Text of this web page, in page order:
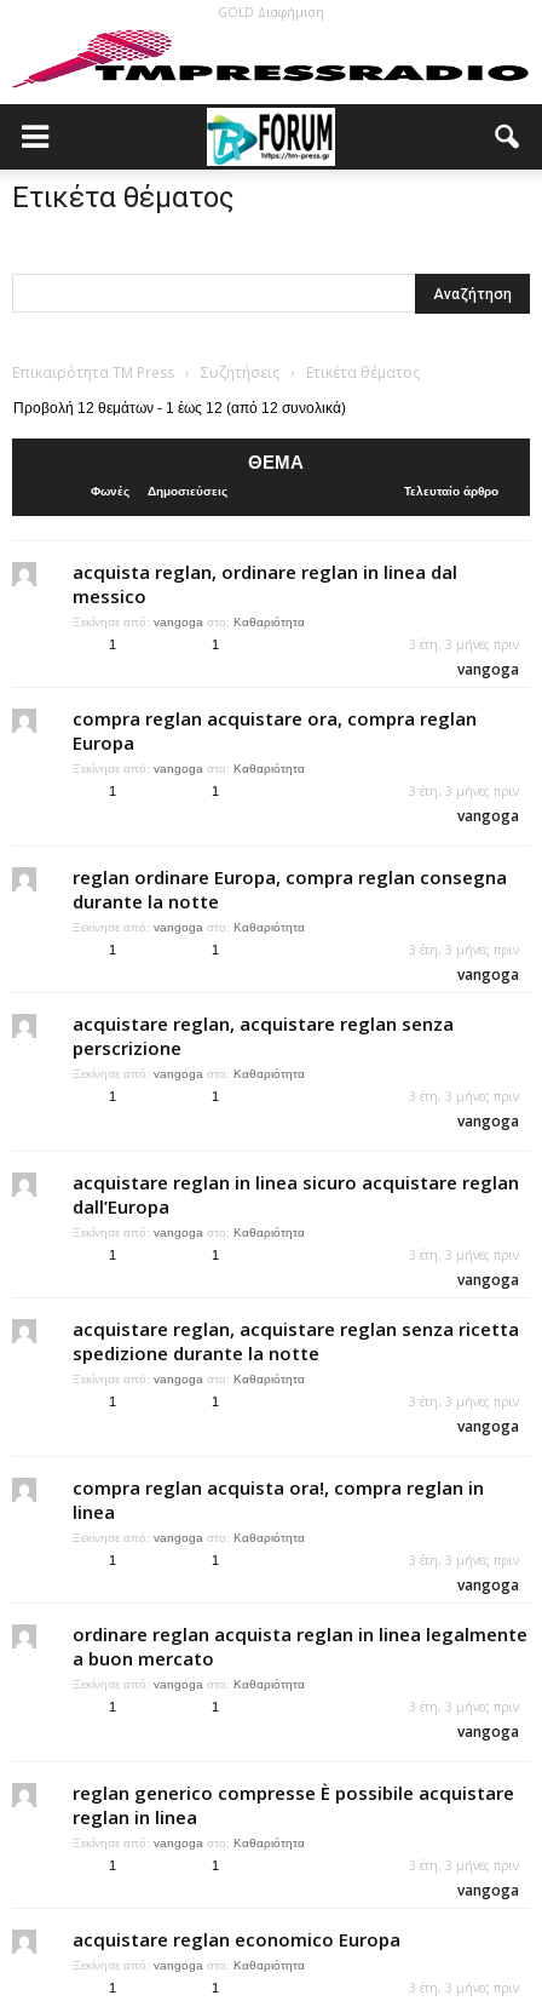
GOLD Διαφήμιση
Ετικέτα θέματος
Επικαιρότητα TM Press › Συζητήσεις › Ετικέτα θέματος
Προβολή 12 θεμάτων - 1 έως 12 (από 12 συνολικά)
ΘΈΜΑ
Φωνές Δημοσιεύσεις Τελευταίο άρθρο
acquista reglan, ordinare reglan in linea dal
messico
Ξεκίνησε από: vangoga στο: Καθαριότητα
1 1 3 έτη, 3 μήνες πριν
vangoga
compra reglan acquistare ora, compra reglan
Europa
Ξεκίνησε από: vangoga στο: Καθαριότητα
1 1 3 έτη, 3 μήνες πριν
vangoga
reglan ordinare Europa, compra reglan consegna
durante la notte
Ξεκίνησε από: vangoga στο: Καθαριότητα
1 1 3 έτη, 3 μήνες πριν
vangoga
acquistare reglan, acquistare reglan senza
perscrizione
Ξεκίνησε από: vangoga στο: Καθαριότητα
1 1 3 έτη, 3 μήνες πριν
vangoga
acquistare reglan in linea sicuro acquistare reglan
dall’Europa
Ξεκίνησε από: vangoga στο: Καθαριότητα
1 1 3 έτη, 3 μήνες πριν
vangoga
acquistare reglan, acquistare reglan senza ricetta
spedizione durante la notte
Ξεκίνησε από: vangoga στο: Καθαριότητα
1 1 3 έτη, 3 μήνες πριν
vangoga
compra reglan acquista ora!, compra reglan in
linea
Ξεκίνησε από: vangoga στο: Καθαριότητα
1 1 3 έτη, 3 μήνες πριν
vangoga
ordinare reglan acquista reglan in linea legalmente
a buon mercato
Ξεκίνησε από: vangoga στο: Καθαριότητα
1 1 3 έτη, 3 μήνες πριν
vangoga
reglan generico compresse È possibile acquistare
reglan in linea
Ξεκίνησε από: vangoga στο: Καθαριότητα
1 1 3 έτη, 3 μήνες πριν
vangoga
acquistare reglan economico Europa
Ξεκίνησε από: vangoga στο: Καθαριότητα
1 1 3 έτη, 3 μήνες πριν